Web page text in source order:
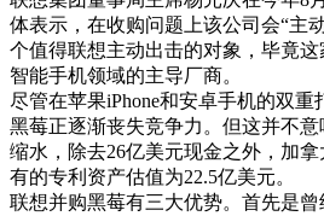
体表示，在收购问题上该公司会“主
个值得联想主动出击的对象，毕竟
智能手机领域的主导厂商。
尽管在苹果iPhone和安卓手机的双
黑莓正逐渐丧失竞争力。但这并不
缩水，除去26亿美元现金之外，加
有的专利资产估值为22.5亿美元。
联想并购黑莓有三大优势。首先是曾